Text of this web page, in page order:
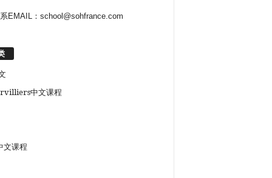
EMAIL：school@sohfrance.com
中文课程
文课程